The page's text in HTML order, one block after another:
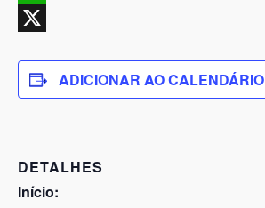
WhatsApp
ADICIONAR AO CALENDÁRIO
DETALHES
Início: